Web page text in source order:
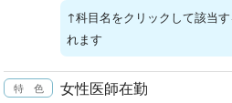
↑科目名をクリックして該当
れます
女性医師在勤